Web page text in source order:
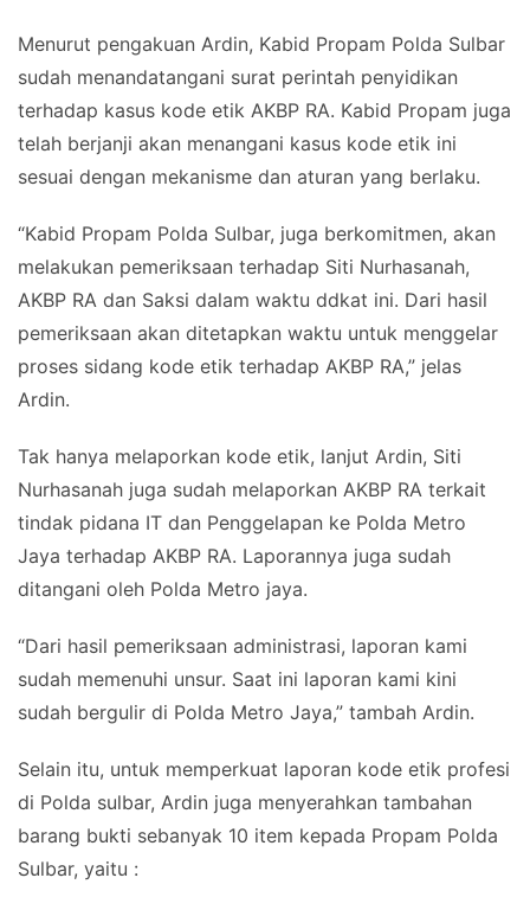
Menurut pengakuan Ardin, Kabid Propam Polda Sulbar
sudah menandatangani surat perintah penyidikan
terhadap kasus kode etik AKBP RA. Kabid Propam juga
telah berjanji akan menangani kasus kode etik ini
sesuai dengan mekanisme dan aturan yang berlaku.
“Kabid Propam Polda Sulbar, juga berkomitmen, akan
melakukan pemeriksaan terhadap Siti Nurhasanah,
AKBP RA dan Saksi dalam waktu ddkat ini. Dari hasil
pemeriksaan akan ditetapkan waktu untuk menggelar
proses sidang kode etik terhadap AKBP RA,” jelas
Ardin.
Tak hanya melaporkan kode etik, lanjut Ardin, Siti
Nurhasanah juga sudah melaporkan AKBP RA terkait
tindak pidana IT dan Penggelapan ke Polda Metro
Jaya terhadap AKBP RA. Laporannya juga sudah
ditangani oleh Polda Metro jaya.
“Dari hasil pemeriksaan administrasi, laporan kami
sudah memenuhi unsur. Saat ini laporan kami kini
sudah bergulir di Polda Metro Jaya,” tambah Ardin.
Selain itu, untuk memperkuat laporan kode etik profesi
di Polda sulbar, Ardin juga menyerahkan tambahan
barang bukti sebanyak 10 item kepada Propam Polda
Sulbar, yaitu :